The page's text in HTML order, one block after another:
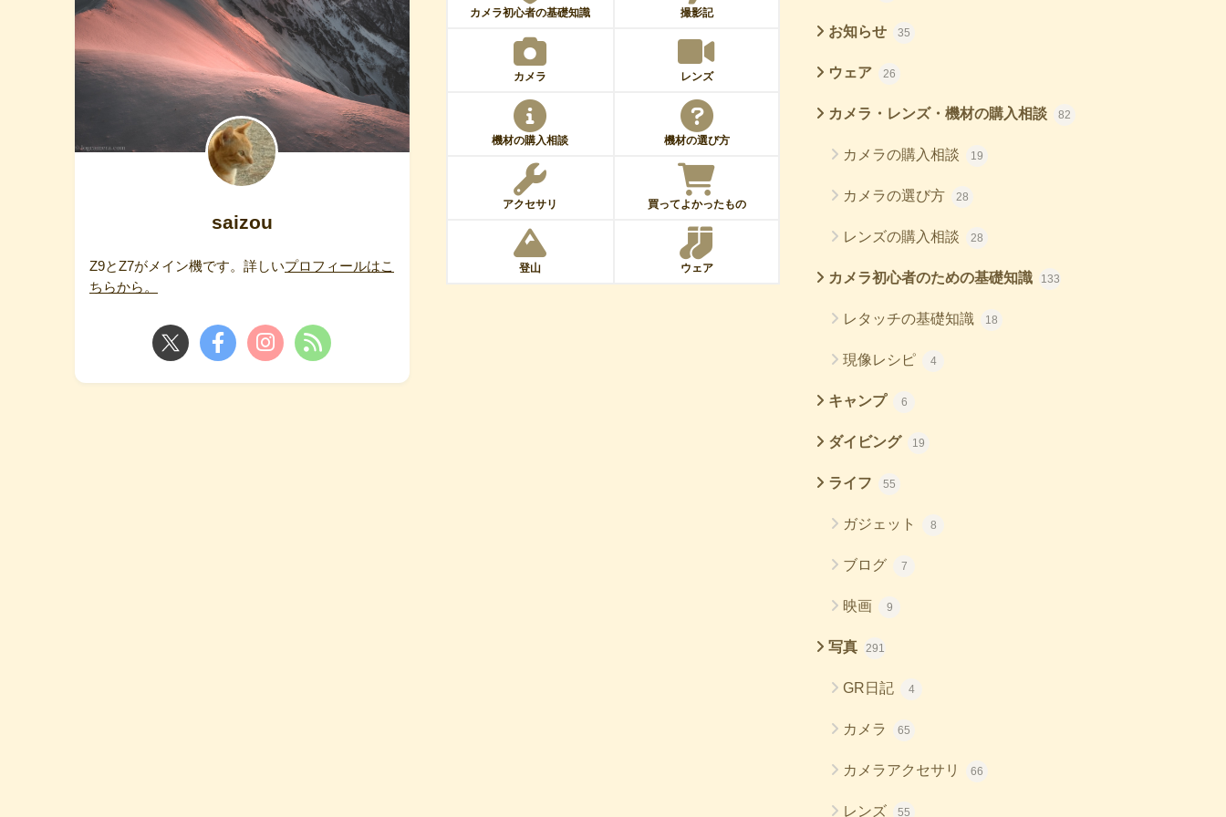
saizou
Z9とZ7がメイン機です。詳しいプロフィールはこ
ちらから。
カメラ初心者の基礎知識 撮影記
カメラ レンズ
機材の購入相談 機材の選び方
アクセサリ 買ってよかったもの
登山 ウェア
お知らせ 35
ウェア 26
カメラ・レンズ・機材の購入相談 82
カメラの購入相談 19
カメラの選び方 28
レンズの購入相談 28
カメラ初心者のための基礎知識 133
レタッチの基礎知識 18
現像レシピ 4
キャンプ 6
ダイビング 19
ライフ 55
ガジェット 8
ブログ 7
映画 9
写真 291
GR日記 4
カメラ 65
カメラアクセサリ 66
レンズ 55